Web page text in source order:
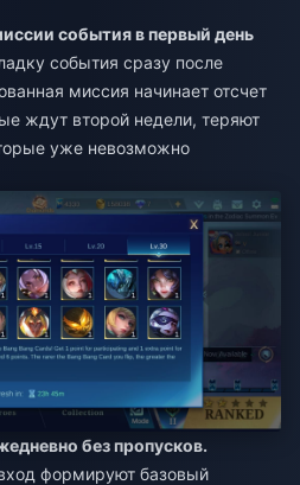
события в первый день
события сразу после
миссия начинает отсчет
ждут второй недели, теряют
уже невозможно
без пропусков.
формируют базовый